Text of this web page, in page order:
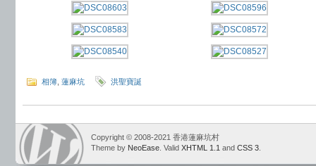
相簿 蓮麻坑 洪聖寶誕
Copyright © 2008-2021 香港蓮麻坑村
Theme by NeoEase . Valid XHTML 1.1 and CSS 3